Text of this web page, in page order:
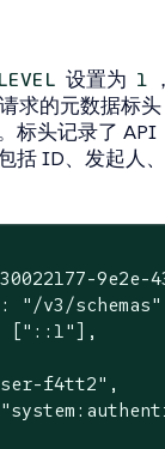
设置为 1
求的元数据标头
标头记录了 API
括 ID、发起人、
9e2e-
: "/v3/schemas"
["::1"],
f4tt2" ,